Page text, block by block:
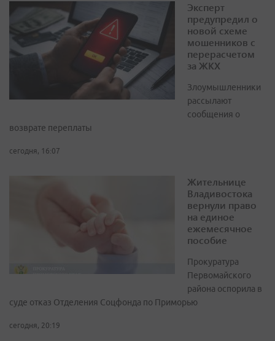
Эксперт
предупредил о
новой схеме
мошенников с
перерасчетом
за ЖКХ
Злоумышленники
рассылают
сообщения о
возврате переплаты
сегодня, 16:07
Жительнице
Владивостока
вернули право
на единое
ежемесячное
пособие
Прокуратура
Первомайского
района оспорила в
суде отказ Отделения Соцфонда по Приморью
сегодня, 20:19